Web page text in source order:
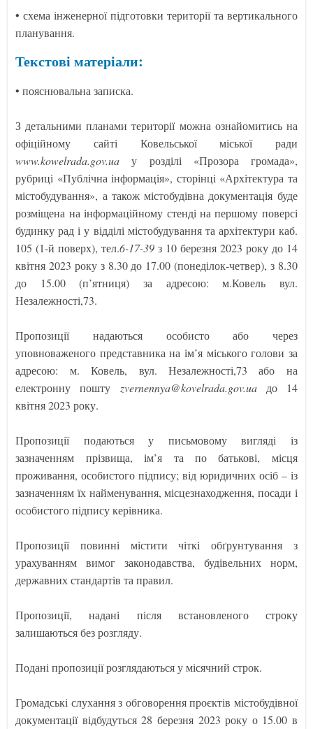
• схема інженерної підготовки території та вертикального
планування.
Текстові матеріали:
• пояснювальна записка.
З детальними планами території можна ознайомитись на
офіційному сайті Ковельської міської ради
www.kowelrada.gov.ua у розділі «Прозора громада»,
рубриці «Публічна інформація», сторінці «Архітектура та
містобудування», а також містобудівна документація буде
розміщена на інформаційному стенді на першому поверсі
будинку рад і у відділі містобудування та архітектури каб.
105 (1-й поверх), тел.6-17-39 з 10 березня 2023 року до 14
квітня 2023 року з 8.30 до 17.00 (понеділок-четвер), з 8.30
до 15.00 (п’ятниця) за адресою: м.Ковель вул.
Незалежності,73.
Пропозиції надаються особисто або через
уповноваженого представника на ім’я міського голови за
адресою: м. Ковель, вул. Незалежності,73 або на
електронну пошту zvernennya@kovelrada.gov.uaдо 14
квітня 2023 року.
Пропозиції подаються у письмовому вигляді із
зазначенням прізвища, ім’я та по батькові, місця
проживання, особистого підпису; від юридичних осіб – із
зазначенням їх найменування, місцезнаходження, посади і
особистого підпису керівника.
Пропозиції повинні містити чіткі обґрунтування з
урахуванням вимог законодавства, будівельних норм,
державних стандартів та правил.
Пропозиції, надані після встановленого строку
залишаються без розгляду.
Подані пропозиції розглядаються у місячний строк.
Громадські слухання з обговорення проєктів містобудівної
документації відбудуться 28 березня 2023 року о 15.00 в